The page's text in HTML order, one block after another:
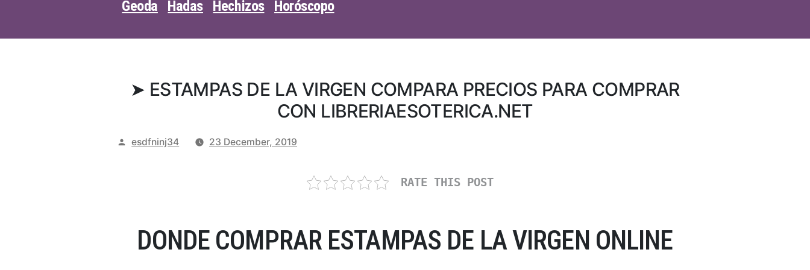
Geoda Hadas Hechizos Horóscopo
➤ ESTAMPAS DE LA VIRGEN COMPARA PRECIOS PARA COMPRAR
CON LIBRERIAESOTERICA.NET
Posted
esdfninj34 23 December, 2019
RATE THIS POST
DONDE COMPRAR ESTAMPAS DE LA VIRGEN ONLINE